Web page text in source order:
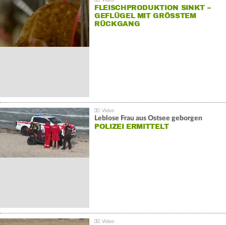
FLEISCHPRODUKTION SINKT –
GEFLÜGEL MIT GRÖSSTEM R
ÜCKGANG
Leblose Frau aus Ostsee geborgen
POLIZEI ERMITTELT